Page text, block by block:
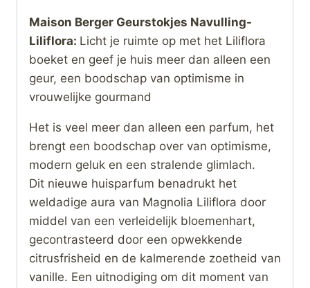
Maison Berger Geurstokjes Navulling-
Liliflora: Licht je ruimte op met het Liliflora
boeket en geef je huis meer dan alleen een
geur, een boodschap van optimisme in
vrouwelijke gourmand
Het is veel meer dan alleen een parfum, het
brengt een boodschap over van optimisme,
modern geluk en een stralende glimlach.
Dit nieuwe huisparfum benadrukt het
weldadige aura van Magnolia Liliflora door
middel van een verleidelijk bloemenhart,
gecontrasteerd door een opwekkende
citrusfrisheid en de kalmerende zoetheid van
vanille. Een uitnodiging om dit moment van